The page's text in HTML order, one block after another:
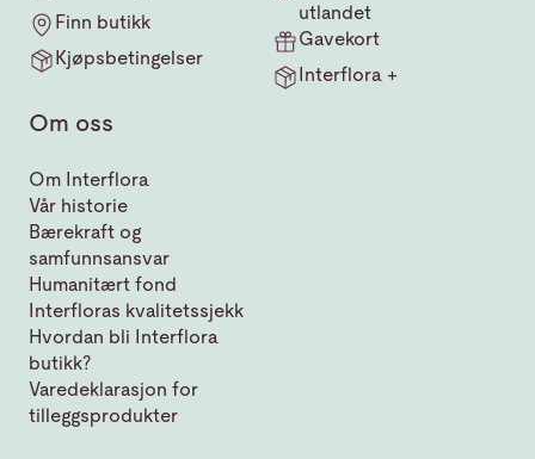
Finn butikk
Kjøpsbetingelser
utlandet
Gavekort
Interflora +
Om oss
Om Interflora
Vår historie
Bærekraft og
samfunnsansvar
Humanitært fond
Interfloras kvalitetssjekk
Hvordan bli Interflora
butikk?
Varedeklarasjon for
tilleggsprodukter